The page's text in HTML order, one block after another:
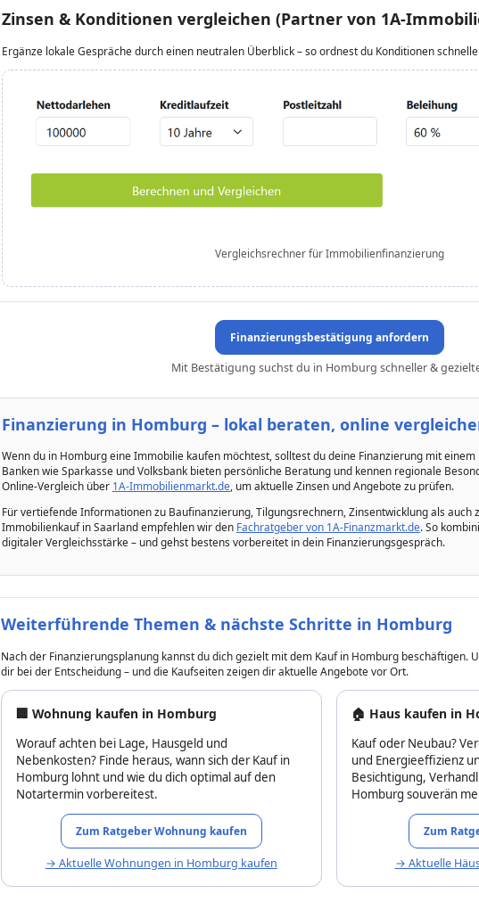
Zinsen & Konditionen vergleichen (Partner von 1A-
Ergänze lokale Gespräche durch einen neutralen Überblick – so ordnest du Konditionen
Vergleichsrechner für Immobilienfinanzierung
Finanzierungsbestätigung anfordern
Mit Bestätigung suchst du in Homburg schneller &
Finanzierung in Homburg – lokal beraten, online
Wenn du in Homburg eine Immobilie kaufen möchtest, solltest du deine Finanzierung mit einem
Banken wie Sparkasse und Volksbank bieten persönliche Beratung und kennen regionale
Online-Vergleich über 1A-Immobilienmarkt.de, um aktuelle Zinsen und Angebote zu prüfen.
Für vertiefende Informationen zu Baufinanzierung, Tilgungsrechnern, Zinsentwicklung als auch
Immobilienkauf in Saarland empfehlen wir den Fachratgeber von 1A-Finanzmarkt.de. So
digitaler Vergleichsstärke – und gehst bestens vorbereitet in dein Finanzierungsgespräch.
Weiterführende Themen & nächste Schritte in Homburg
Nach der Finanzierungsplanung kannst du dich gezielt mit dem Kauf in Homburg beschäftigen.
dir bei der Entscheidung – und die Kaufseiten zeigen dir aktuelle Angebote vor Ort.
🏢 Wohnung kaufen in Homburg
Worauf achten bei Lage, Hausgeld und
Nebenkosten? Finde heraus, wann sich der Kauf in
Homburg lohnt und wie du dich optimal auf den
Notartermin vorbereitest.
Zum Ratgeber Wohnung kaufen
→ Aktuelle Wohnungen in Homburg kaufen
🏠 Haus kaufen in
Kauf oder Neubau?
und Energieeffizienz
Besichtigung,
Homburg souverän
Zum
→ Aktuelle